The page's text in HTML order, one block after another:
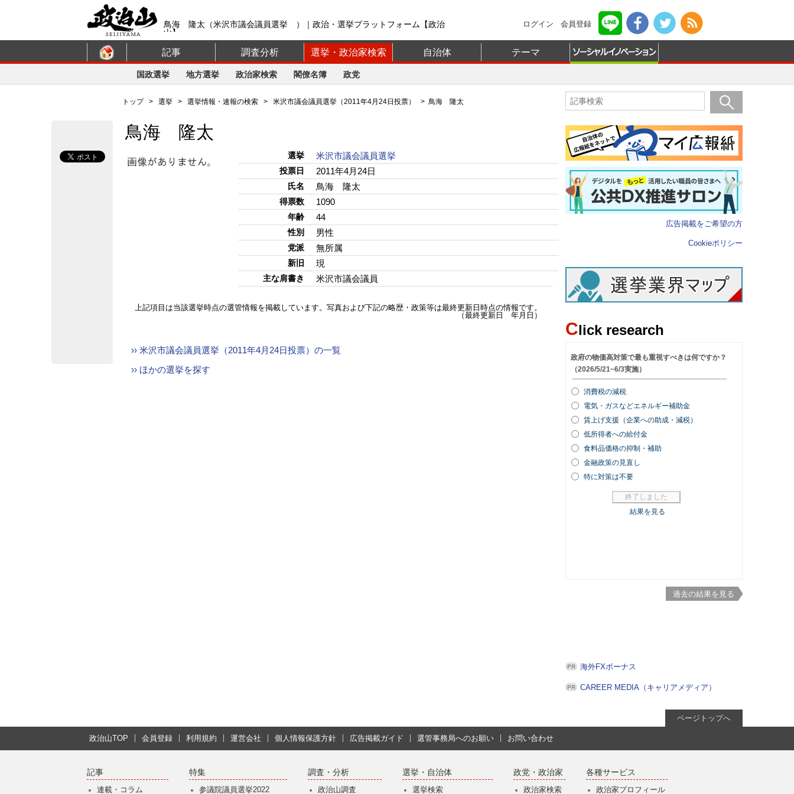
鳥海 隆太（米沢市議会議員選挙 ）｜政治・選挙プラットフォーム【政治
山】
ログイン 会員登録
記事 調査分析 選挙・政治家検索 自治体 テーマ
国政選挙 地方選挙 政治家検索 閣僚名簿 政党
トップ> 選挙 > 選挙情報・速報の検索 > 米沢市議会議員選挙（2011年4月24日投票） > 鳥海 隆太
鳥海 隆太
選挙 米沢市議会議員選挙
投票日 2011年4月24日
氏名 鳥海 隆太
得票数 1090
年齢 44
性別 男性
党派 無所属
新旧 現
主な肩書き 米沢市議会議員
上記項目は当該選挙時点の選管情報を掲載しています。写真および下記の略歴・政策等は最終更新日時点の情報です。
（最終更新日 年月日）
›› 米沢市議会議員選挙（2011年4月24日投票）の一覧
›› ほかの選挙を探す
広告掲載をご希望の方
Cookieポリシー
Click research
過去の結果を見る
海外FXボーナス
CAREER MEDIA（キャリアメディア）
ページトップへ
政治山TOP 会員登録 利用規約 運営会社 個人情報保護方針 広告掲載ガイド 選管事務局へのお願い お問い合わせ
記事
連載・コラム
特集
参議院議員選挙2022
調査・分析
政治山調査
選挙・自治体
選挙検索
政党・政治家
政治家検索
各種サービス
政治家プロフィール